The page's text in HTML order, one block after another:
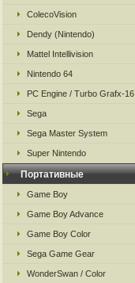
ColecoVision
Dendy (Nintendo)
Mattel Intellivision
Nintendo 64
PC Engine / Turbo Grafx-16
Sega
Sega Master System
Super Nintendo
Портативные
Game Boy
Game Boy Advance
Game Boy Color
Sega Game Gear
WonderSwan / Color